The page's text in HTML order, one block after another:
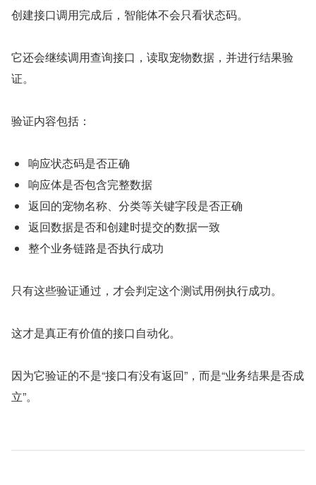
创建接口调用完成后，智能体不会只看状态码。
它还会继续调用查询接口，读取宠物数据，并进行结果验
证。
验证内容包括：
响应状态码是否正确
响应体是否包含完整数据
返回的宠物名称、分类等关键字段是否正确
返回数据是否和创建时提交的数据一致
整个业务链路是否执行成功
只有这些验证通过，才会判定这个测试用例执行成功。
这才是真正有价值的接口自动化。
因为它验证的不是“接口有没有返回”，而是“业务结果是否成
立”。